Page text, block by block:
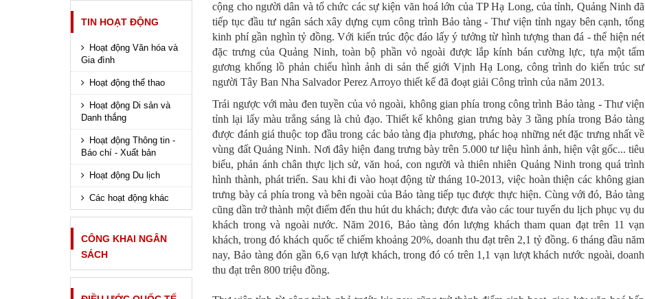
TIN HOẠT ĐỘNG
Hoạt động Văn hóa và
Gia đình
Hoạt động thể thao
Hoạt động Di sản và
Danh thắng
Hoạt động Thông tin -
Báo chí - Xuất bản
Hoạt động Du lịch
Các hoạt động khác
CÔNG KHAI NGÂN
SÁCH
cộng cho người dân và tổ chức các sự kiện văn hoá lớn của TP Hạ Long, của tỉnh, Quảng Ninh đã
tiếp tục đầu tư ngân sách xây dựng cụm công trình Bảo tàng - Thư viện tỉnh ngay bên cạnh, tổng
kinh phí gần nghìn tỷ đồng. Với kiến trúc độc đáo lấy ý tưởng từ hình tượng than đá - thể hiện nét
đặc trưng của Quảng Ninh, toàn bộ phần vỏ ngoài được lắp kính bán cường lực, tựa một tấm
gương khổng lồ phản chiếu hình ảnh di sản thế giới Vịnh Hạ Long, công trình do kiến trúc sư
người Tây Ban Nha Salvador Perez Arroyo thiết kế đã đoạt giải Công trình của năm 2013.
Trái ngược với màu đen tuyền của vỏ ngoài, không gian phía trong công trình Bảo tàng - Thư viện
tỉnh lại lấy màu trắng sáng là chủ đạo. Thiết kế không gian trưng bày 3 tầng phía trong Bảo tàng
được đánh giá thuộc top đầu trong các bảo tàng địa phương, phác hoạ những nét đặc trưng nhất về
vùng đất Quảng Ninh. Nơi đây hiện đang trưng bày trên 5.000 tư liệu hình ảnh, hiện vật gốc... tiêu
biểu, phản ánh chân thực lịch sử, văn hoá, con người và thiên nhiên Quảng Ninh trong quá trình
hình thành, phát triển. Sau khi đi vào hoạt động từ tháng 10-2013, việc hoàn thiện các không gian
trưng bày cả phía trong và bên ngoài của Bảo tàng tiếp tục được thực hiện. Cùng với đó, Bảo tàng
cũng dần trở thành một điểm đến thu hút du khách; được đưa vào các tour tuyến du lịch phục vụ du
khách trong và ngoài nước. Năm 2016, Bảo tàng đón lượng khách tham quan đạt trên 11 vạn
khách, trong đó khách quốc tế chiếm khoảng 20%, doanh thu đạt trên 2,1 tỷ đồng. 6 tháng đầu năm
nay, Bảo tàng đón gần 6,6 vạn lượt khách, trong đó có trên 1,1 vạn lượt khách nước ngoài, doanh
thu đạt trên 800 triệu đồng.